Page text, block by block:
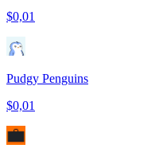
$0,01
Pudgy Penguins
$0,01